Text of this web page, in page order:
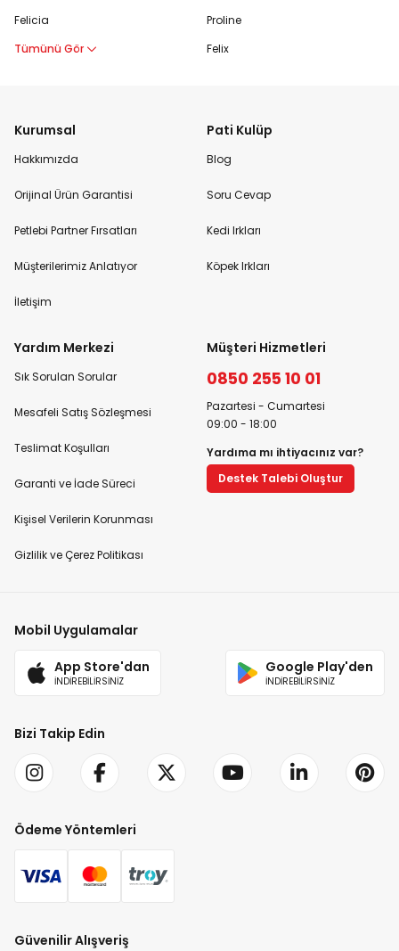
Felicia
Tümünü Gör
Proline
Felix
Kurumsal
Hakkımızda
Orijinal Ürün Garantisi
Petlebi Partner Fırsatları
Müşterilerimiz Anlatıyor
İletişim
Pati Kulüp
Blog
Soru Cevap
Kedi Irkları
Köpek Irkları
Yardım Merkezi
Sık Sorulan Sorular
Mesafeli Satış Sözleşmesi
Teslimat Koşulları
Garanti ve İade Süreci
Kişisel Verilerin Korunması
Gizlilik ve Çerez Politikası
Müşteri Hizmetleri
0850 255 10 01
Pazartesi - Cumartesi
09:00 - 18:00
Yardıma mı ihtiyacınız var?
Destek Talebi Oluştur
Mobil Uygulamalar
App Store'dan
İNDİREBİLİRSİNİZ
Google Play'den
İNDİREBİLİRSİNİZ
Bizi Takip Edin
Ödeme Yöntemleri
Güvenilir Alışveriş